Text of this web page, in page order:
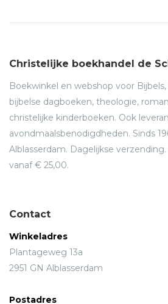
Christelijke boekhandel de
Boekwinkel en webshop voor
bijbelse dagboeken, theologie,
christelijke kinderboeken. Ook
avondmaalsbenodigdheden. Sinds
Alblasserdam. Dagelijkse
vanaf € 25,00.
Contact
Winkeladres
Plantageweg 13a
2951 GN Alblasserdam
Postadres